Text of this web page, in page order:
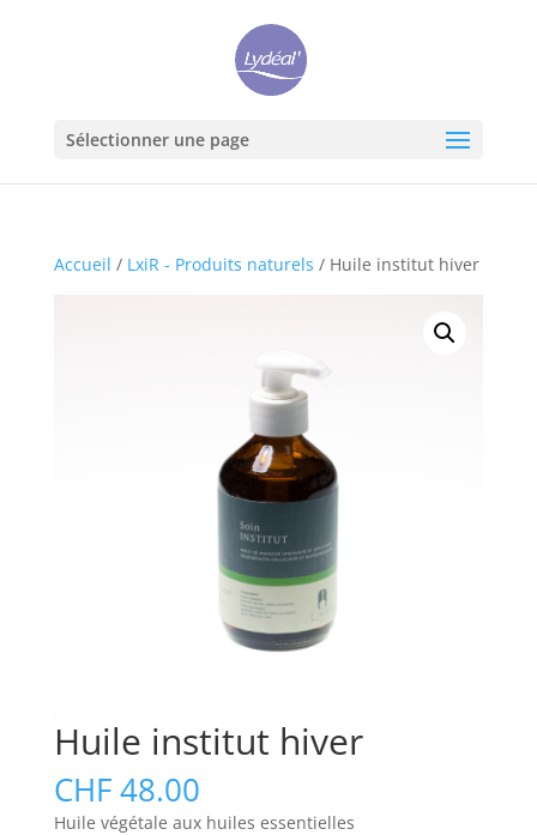
Sélectionner une page
Accueil / LxiR - Produits naturels / Huile institut hiver
Huile institut hiver
CHF48.00
Huile végétale aux huiles essentielles